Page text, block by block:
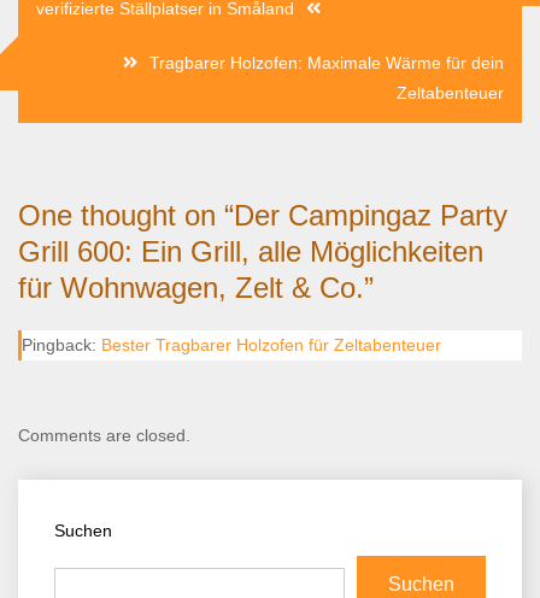
verifizierte Ställplatser in Småland
Tragbarer Holzofen: Maximale Wärme für dein
Zeltabenteuer
One thought on “Der Campingaz Party
Grill 600: Ein Grill, alle Möglichkeiten
für Wohnwagen, Zelt & Co.”
Pingback: Bester Tragbarer Holzofen für Zeltabenteuer
Comments are closed.
Suchen
Suchen